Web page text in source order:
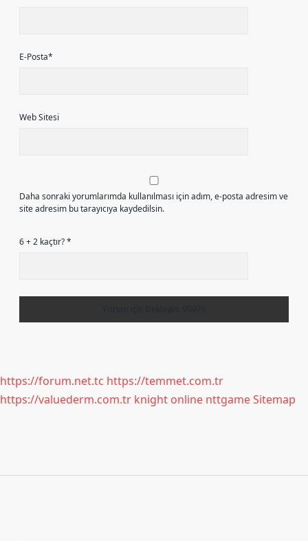
E-Posta*
Web Sitesi
Daha sonraki yorumlarımda kullanılması için adım, e-posta adresim ve
site adresim bu tarayıcıya kaydedilsin.
6 + 2 kaçtır?*
https://forum.net.tc https://temmet.com.tr
https://valuederm.com.tr knight online nttgameSitemap